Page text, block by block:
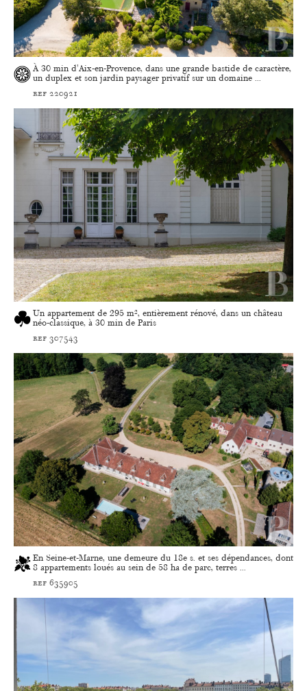
À 30 min d'Aix-en-Provence, dans une grande bastide de caractère,
un duplex et son jardin paysager privatif sur un domaine ...
ref 220921
Un appartement de 295 m², entièrement rénové, dans un château
néo-classique, à 30 min de Paris
ref 307543
En Seine-et-Marne, une demeure du 18e s. et ses dépendances, dont
8 appartements loués au sein de 58 ha de parc, terres ...
ref 635905